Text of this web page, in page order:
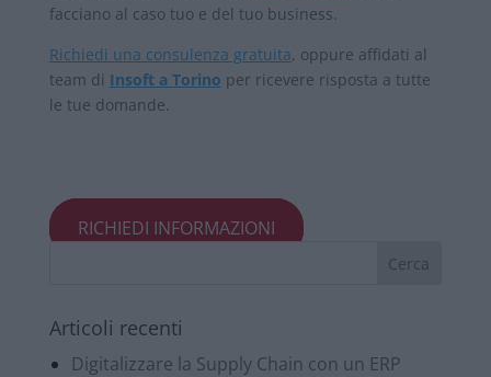
facciano al caso tuo e del tuo business.
Richiedi una consulenza gratuita, oppure affidati al
team di Insoft a Torino per ricevere risposta a tutte
le tue domande.
RICHIEDI INFORMAZIONI
Articoli recenti
Digitalizzare la Supply Chain con un ERP